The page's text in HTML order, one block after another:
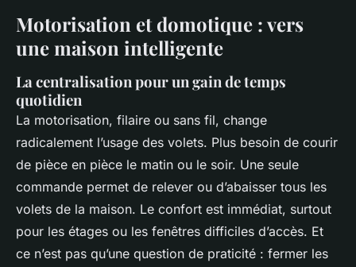
Motorisation et domotique : vers
une maison intelligente
La centralisation pour un gain de temps
quotidien
La motorisation, filaire ou sans fil, change
radicalement l’usage des volets. Plus besoin de courir
de pièce en pièce le matin ou le soir. Une seule
commande permet de relever ou d’abaisser tous les
volets de la maison. Le confort est immédiat, surtout
pour les étages ou les fenêtres difficiles d’accès. Et
ce n’est pas qu’une question de praticité : fermer les